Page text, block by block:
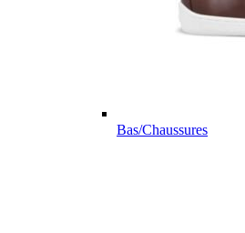
Bas/Chaussures